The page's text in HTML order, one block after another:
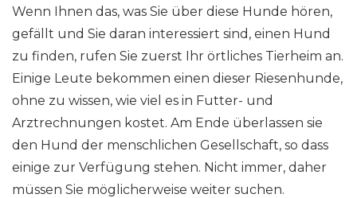
Wenn Ihnen das, was Sie über diese Hunde hören,
gefällt und Sie daran interessiert sind, einen Hund
zu finden, rufen Sie zuerst Ihr örtliches Tierheim an.
Einige Leute bekommen einen dieser Riesenhunde,
ohne zu wissen, wie viel es in Futter- und
Arztrechnungen kostet. Am Ende überlassen sie
den Hund der menschlichen Gesellschaft, so dass
einige zur Verfügung stehen. Nicht immer, daher
müssen Sie möglicherweise weiter suchen.